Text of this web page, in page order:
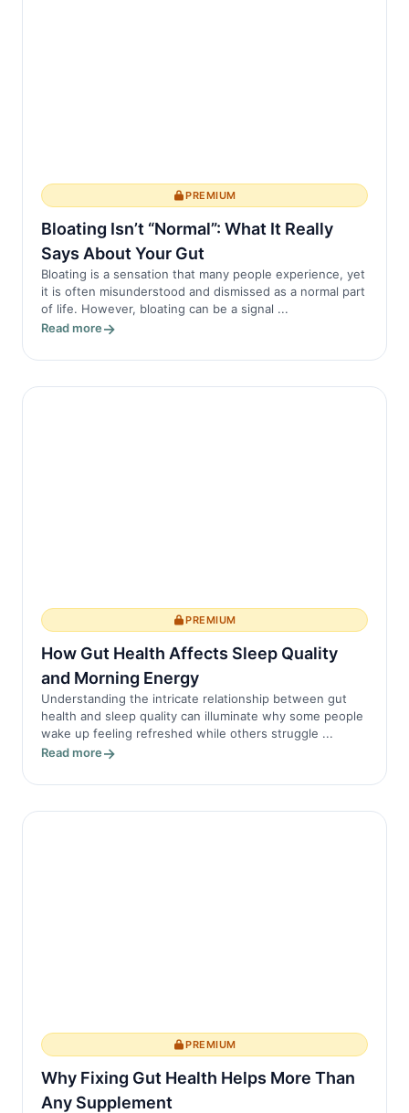
PREMIUM
Bloating Isn’t “Normal”: What It Really
Says About Your Gut
Bloating is a sensation that many people experience, yet
it is often misunderstood and dismissed as a normal part
of life. However, bloating can be a signal ...
Read more
PREMIUM
How Gut Health Affects Sleep Quality
and Morning Energy
Understanding the intricate relationship between gut
health and sleep quality can illuminate why some people
wake up feeling refreshed while others struggle ...
Read more
PREMIUM
Why Fixing Gut Health Helps More Than
Any Supplement